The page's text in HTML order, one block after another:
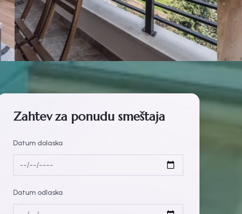
Zahtev za ponudu smeštaja
Datum dolaska
Datum odlaska